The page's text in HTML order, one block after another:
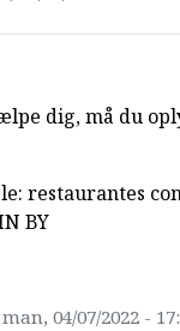
dig, må du
restaurantes
BY
04/07/2022 -